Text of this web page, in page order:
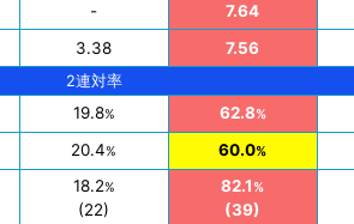
- 7.64
3.38 7.56
2連対率
19.8% 62.8%
20.4% 60.0%
18.2%
(22)
82.1 %
(39)